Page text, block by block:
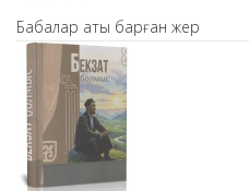
Бабалар аты барған жер